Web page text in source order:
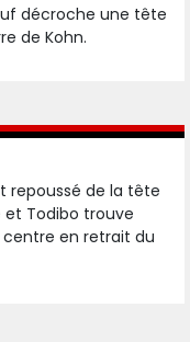
décroche une tête
de Kohn.
repoussé de la tête
et Todibo trouve
centre en retrait du